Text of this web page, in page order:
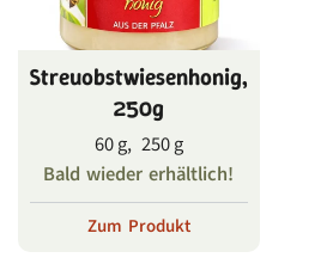
Streuobstwiesenhonig,
250g
60 g, 250 g
Bald wieder erhältlich!
Zum Produkt